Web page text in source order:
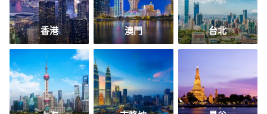
香港 澳門 台北